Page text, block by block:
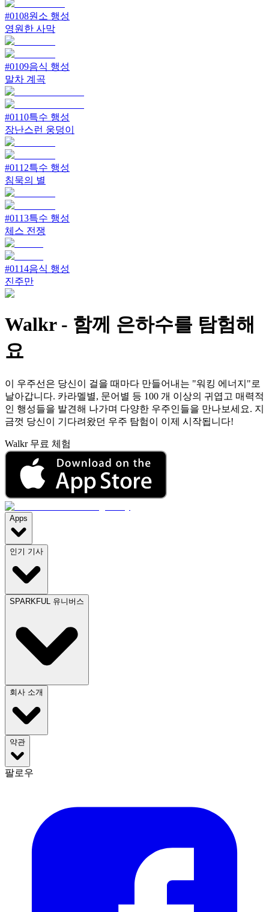
#0108원소 행성
영원한 사막
#0109음식 행성
말차 계곡
#0110특수 행성
장난스런 웅덩이
#0112특수 행성
침묵의 별
#0113특수 행성
체스 전쟁
#0114음식 행성
진주만
Walkr- 함께 은하수를 탐험해
요
이 우주선은 당신이 걸을 때마다 만들어내는 "워킹 에너지"로
날아갑니다. 카라멜별, 문어별 등 100 개 이상의 귀엽고 매력적
인 행성들을 발견해 나가며 다양한 우주인들을 만나보세요. 지
금껏 당신이 기다려왔던 우주 탐험이 이제 시작됩니다!
Walkr 무료 체험
Apps
인기 기사
SPARKFUL 유니버스
회사 소개
약관
팔로우